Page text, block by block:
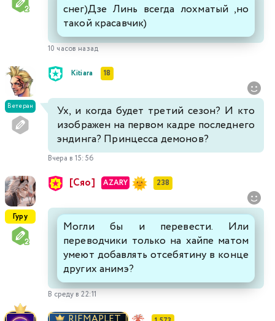
снег)Дзе Линь всегда лохматый ,но
такой красавчик)
10 часов назад
Ветеран
Kitiara 18
Ух, и когда будет третий сезон? И кто
изображен на первом кадре последнего
эндинга? Принцесса демонов?
Вчера в 15:56
Гуру
[Сяо] AZARY 238
Могли бы и перевести. Или
переводчики только на хайпе матом
умеют добавлять отсебятину в конце
других анимэ?
В среду в 22:11